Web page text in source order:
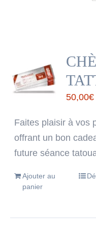
50,00€
Faites plaisir à vos
offrant un bon
future séance
Ajouter au
panier